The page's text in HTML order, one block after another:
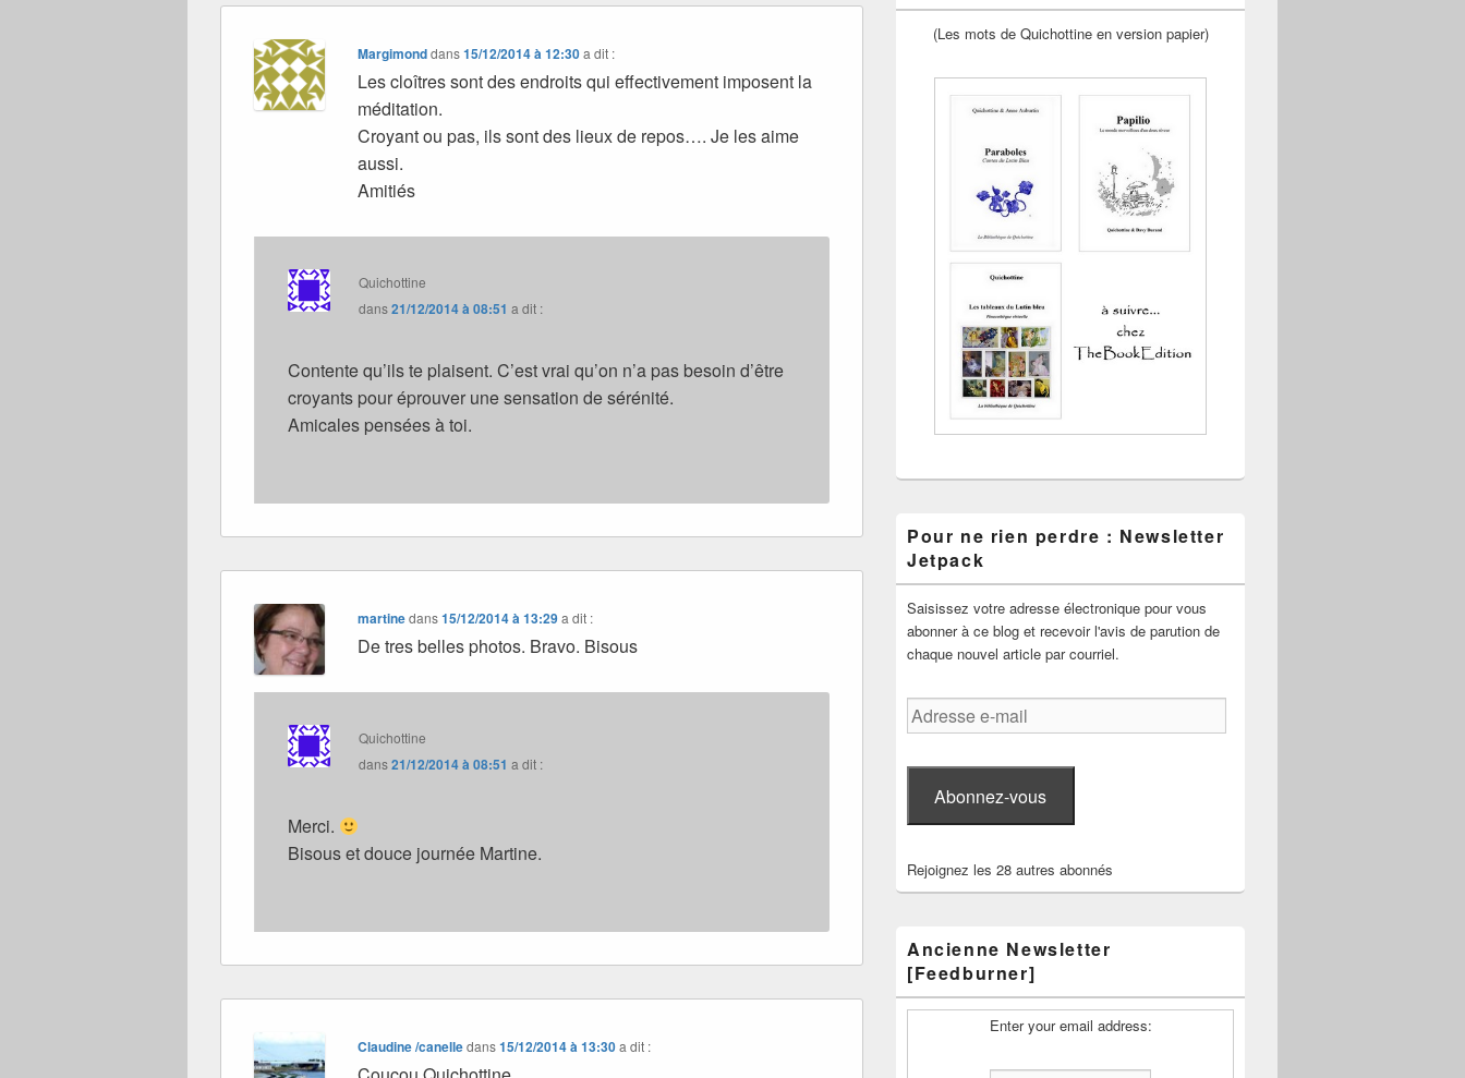
Margimonddans15/12/2014 à 12:30a dit :
Les cloîtres sont des endroits qui effectivement imposent la
méditation.
Croyant ou pas, ils sont des lieux de repos…. Je les aime
aussi.
Amitiés
Quichottine
dans21/12/2014 à 08:51 a dit :
Contente qu’ils te plaisent. C’est vrai qu’on n’a pas besoin d’être
croyants pour éprouver une sensation de sérénité.
Amicales pensées à toi.
martinedans15/12/2014 à 13:29a dit :
De tres belles photos. Bravo. Bisous
Quichottine
dans21/12/2014 à 08:51 a dit :
Merci.
Bisous et douce journée Martine.
Claudine /canelledans15/12/2014 à 13:30a dit :
(Les mots de Quichottine en version papier)
Pour ne rien perdre : Newsletter
Jetpack
Saisissez votre adresse électronique pour vous
abonner à ce blog et recevoir l'avis de parution de
chaque nouvel article par courriel.
Adresse
e-
Abonnez-vous
Rejoignez les 28 autres abonnés
Ancienne Newsletter
[Feedburner]
Enter your email address: